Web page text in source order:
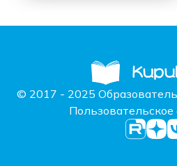
© 2017 - 2025